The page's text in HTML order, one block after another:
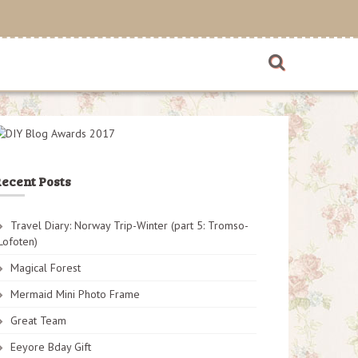
Posts
Travel Diary: Norway Trip-Winter (part 5: Tromso-
Magical Forest
Mermaid Mini Photo Frame
Great Team
Eeyore Bday Gift